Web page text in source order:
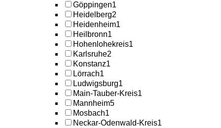
Göppingen1
Heidelberg2
Heidenheim1
Heilbronn1
Hohenlohekreis1
Karlsruhe2
Konstanz1
Lörrach1
Ludwigsburg1
Main-Tauber-Kreis1
Mannheim5
Mosbach1
Neckar-Odenwald-Kreis1